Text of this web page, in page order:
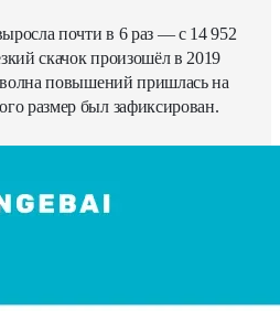
почти в 6 раз — с 14 952
скачок произошёл в 2019
волна повышений пришлась на
размер был зафиксирован.